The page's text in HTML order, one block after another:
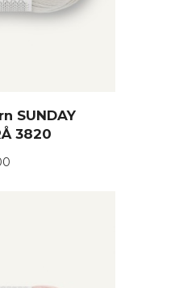
SUNDAY
3820